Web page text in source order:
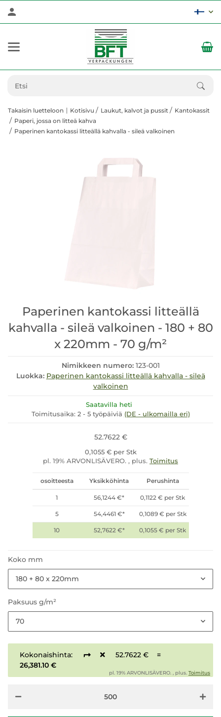
Takaisin luetteloon Kotisivu Laukut, kalvot ja pussit
Kantokassit
Paperi, jossa on litteä kahva
Paperinen kantokassi litteällä kahvalla - sileä valkoinen
Paperinen kantokassi litteällä
kahvalla - sileä valkoinen - 180 + 80
x 220mm - 70 g/m²
Nimikkeen numero: 123-001
Luokka: Paperinen kantokassi litteällä kahvalla - sileä
valkoinen
Saatavilla heti
Toimitusaika: 2 - 5 työpäiviä (DE - ulkomailla eri)
52.7622 €
0,1055 € per Stk
pl. 19% ARVONLISÄVERO. , plus. Toimitus
osoitteesta Yksikköhinta Perushinta
1 56,1244 €* 0,1122 € per Stk
5 54,4461 €* 0,1089 € per Stk
10 52,7622 €* 0,1055 € per Stk
Koko mm
180 + 80 x 220mm
Paksuus g/m²
70
Kokonaishinta: 52.7622 €
=
26,381.10 €
pl. 19% ARVONLISÄVERO. , plus. Toimitus